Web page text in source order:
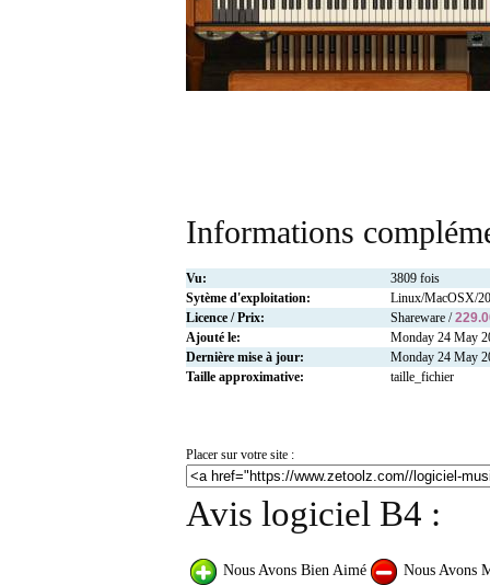
Informations
Vu:
3809 fois
Sytème d'exploitation:
Linux/MacOSX/
Licence / Prix:
Shareware /
Ajouté le:
Monday 24 May
Dernière mise à jour:
Monday 24 May
Taille approximative:
taille_fichier
Placer sur votre site :
Avis logiciel B4 :
Nous Avons Bien Aimé Nous Avons